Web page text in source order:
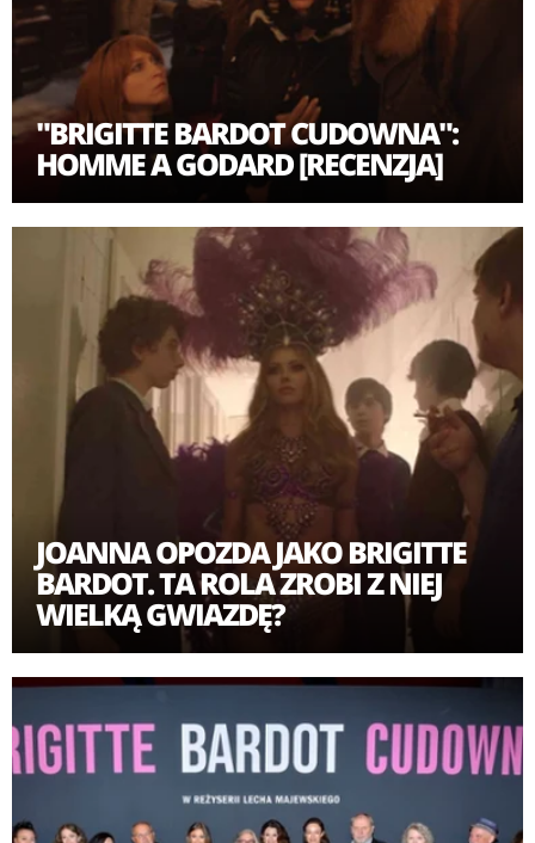
"BRIGITTE BARDOT CUDOWNA":
HOMME A GODARD [RECENZJA]
JOANNA OPOZDA JAKO BRIGITTE
BARDOT. TA ROLA ZROBI Z NIEJ
WIELKĄ GWIAZDĘ?